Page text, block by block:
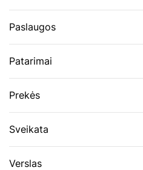
Paslaugos
Patarimai
Prekės
Sveikata
Verslas